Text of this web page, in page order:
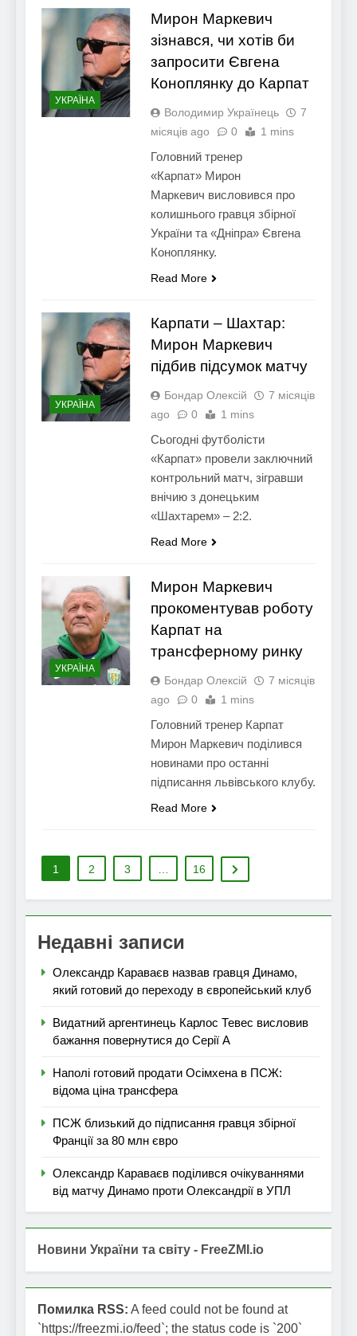
УКРАЇНА
Мирон Маркевич
зізнався, чи хотів би
запросити Євгена
Коноплянку до Карпат
Володимир Українець
7
місяців ago
0 1 mins
Головний тренер
«Карпат» Мирон
Маркевич висловився про
колишнього гравця збірної
України та «Дніпра» Євгена
Коноплянку.
Read More
УКРАЇНА
Карпати – Шахтар:
Мирон Маркевич
підбив підсумок матчу
Бондар Олексій
7 місяців
ago
0 1 mins
Сьогодні футболісти
«Карпат» провели заключний
контрольний матч, зігравши
внічию з донецьким
«Шахтарем» – 2:2.
Read More
УКРАЇНА
Мирон Маркевич
прокоментував роботу
Карпат на
трансферному ринку
Бондар Олексій
7 місяців
ago
0 1 mins
Головний тренер Карпат
Мирон Маркевич поділився
новинами про останні
підписання львівського клубу.
Read More
1 2 3 16
Недавні записи
Олександр Караваєв назвав гравця Динамо,
який готовий до переходу в європейський клуб
Видатний аргентинець Карлос Тевес висловив
бажання повернутися до Серії А
Наполі готовий продати Осімхена в ПСЖ:
відома ціна трансфера
ПСЖ близький до підписання гравця збірної
Франції за 80 млн євро
Олександр Караваєв поділився очікуваннями
від матчу Динамо проти Олександрії в УПЛ
Новини України та світу - FreeZMI.io
Помилка RSS: A feed could not be found at
`https://freezmi.io/feed`; the status code is `200`